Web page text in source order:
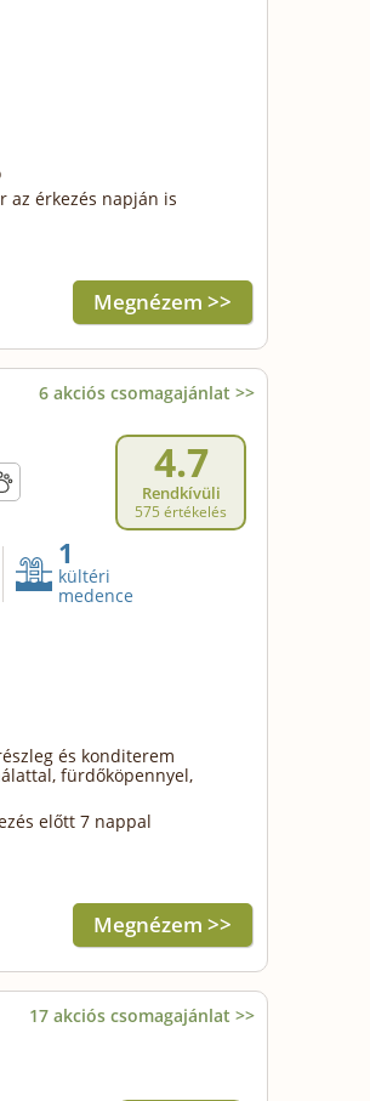
az érkezés napján is
Megnézem >>
6 akciós csomagajánlat >>
4.7
Rendkívüli
575 értékelés
1
kültéri
medence
és konditerem
fürdőköpennyel,
előtt 7 nappal
Megnézem >>
17 akciós csomagajánlat >>